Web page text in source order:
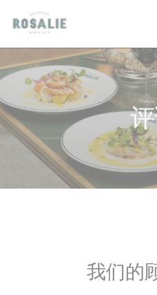
Cookie管理面板
我们的